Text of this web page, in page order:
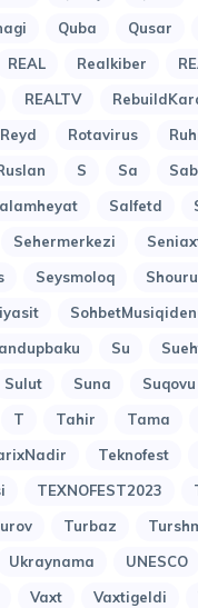
Quba Qusar
REAL Realkiber
REALTV
Reyd Rotavirus
S Sa
Salfetd
Sehermerkezi
Seysmoloq
Su
Sulut Suna
Suqovu
T Tahir Tama
Teknofest
TEXNOFEST2023
Turbaz
Ukraynama UNESCO
Vaxt Vaxtigeldi